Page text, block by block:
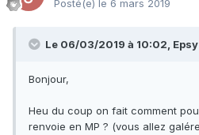
Posté(e) le 6 mars 2019
Le 06/03/2019 à 10:02, Epsy
Bonjour,
Heu du coup on fait comment
renvoie en MP ? (vous allez